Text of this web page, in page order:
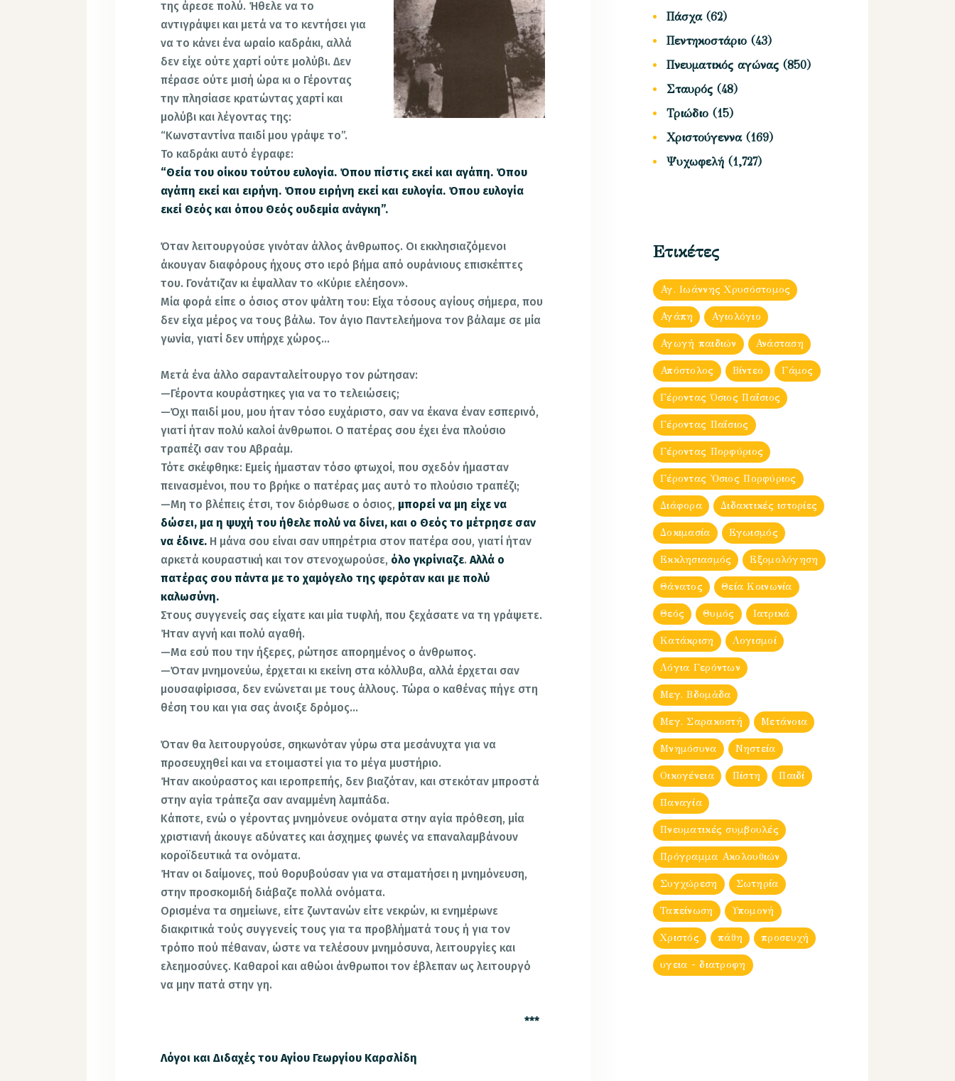
της άρεσε πολύ. Ήθελε να το
αντιγράψει και μετά να το κεντήσει για
να το κάνει ένα ωραίο καδράκι, αλλά
δεν είχε ούτε χαρτί ούτε μολύβι. Δεν
πέρασε ούτε μισή ώρα κι ο Γέροντας
την πλησίασε κρατώντας χαρτί και
μολύβι και λέγοντας της:
“Κωνσταντίνα παιδί μου γράψε το”.
Το καδράκι αυτό έγραφε:
“Θεία του οίκου τούτου ευλογία. Όπου πίστις εκεί και αγάπη. Όπου
αγάπη εκεί και ειρήνη. Όπου ειρήνη εκεί και ευλογία. Όπου ευλογία
εκεί Θεός και όπου Θεός ουδεμία ανάγκη”.
Όταν λειτουργούσε γινόταν άλλος άνθρωπος. Οι εκκλησιαζόμενοι
άκουγαν διαφόρους ήχους στο ιερό βήμα από ουράνιους επισκέπτες
του. Γονάτιζαν κι έψαλλαν το «Κύριε ελέησον».
Μία φορά είπε ο όσιος στον ψάλτη του: Είχα τόσους αγίους σήμερα, που
δεν είχα μέρος να τους βάλω. Τον άγιο Παντελεήμονα τον βάλαμε σε μία
γωνία, γιατί δεν υπήρχε χώρος…
Μετά ένα άλλο σαρανταλείτουργο τον ρώτησαν:
—Γέροντα κουράστηκες για να το τελειώσεις;
—Όχι παιδί μου, μου ήταν τόσο ευχάριστο, σαν να έκανα έναν εσπερινό,
γιατί ήταν πολύ καλοί άνθρωποι. Ο πατέρας σου έχει ένα πλούσιο
τραπέζι σαν του Αβραάμ.
Τότε σκέφθηκε: Εμείς ήμασταν τόσο φτωχοί, που σχεδόν ήμασταν
πεινασμένοι, που το βρήκε ο πατέρας μας αυτό το πλούσιο τραπέζι;
—Μη το βλέπεις έτσι, τον διόρθωσε ο όσιος, μπορεί να μη είχε να
δώσει, μα η ψυχή του ήθελε πολύ να δίνει, και ο Θεός το μέτρησε σαν
να έδινε. Η μάνα σου είναι σαν υπηρέτρια στον πατέρα σου, γιατί ήταν
αρκετά κουραστική και τον στενοχωρούσε, όλο γκρίνιαζε.Αλλά ο
πατέρας σου πάντα με το χαμόγελο της φερόταν και με πολύ
καλωσύνη.
Στους συγγενείς σας είχατε και μία τυφλή, που ξεχάσατε να τη γράψετε.
Ήταν αγνή και πολύ αγαθή.
—Μα εσύ που την ήξερες, ρώτησε απορημένος ο άνθρωπος.
—Όταν μνημονεύω, έρχεται κι εκείνη στα κόλλυβα, αλλά έρχεται σαν
μουσαφίρισσα, δεν ενώνεται με τους άλλους. Τώρα ο καθένας πήγε στη
θέση του και για σας άνοιξε δρόμος…
Όταν θα λειτουργούσε, σηκωνόταν γύρω στα μεσάνυχτα για να
προσευχηθεί και να ετοιμαστεί για το μέγα μυστήριο.
Ήταν ακούραστος και ιεροπρεπής, δεν βιαζόταν, και στεκόταν μπροστά
στην αγία τράπεζα σαν αναμμένη λαμπάδα.
Κάποτε, ενώ ο γέροντας μνημόνευε ονόματα στην αγία πρόθεση, μία
χριστιανή άκουγε αδύνατες και άσχημες φωνές να επαναλαμβάνουν
κοροϊδευτικά τα ονόματα.
Ήταν οι δαίμονες, πού θορυβούσαν για να σταματήσει η μνημόνευση,
στην προσκομιδή διάβαζε πολλά ονόματα.
Ορισμένα τα σημείωνε, είτε ζωντανών είτε νεκρών, κι ενημέρωνε
διακριτικά τούς συγγενείς τους για τα προβλήματά τους ή για τον
τρόπο πού πέθαναν, ώστε να τελέσουν μνημόσυνα, λειτουργίες και
ελεημοσύνες. Καθαροί και αθώοι άνθρωποι τον έβλεπαν ως λειτουργό
να μην πατά στην γη.
***
Λόγοι και Διδαχές του Αγίου Γεωργίου Καρσλίδη
Πάσχα(62)
Πεντηκοστάριο (43)
Πνευματικός αγώνας (850)
Σταυρός (48)
Τριώδιο (15)
Χριστούγεννα(169)
Ψυχωφελή (1,727)
Ετικέτες
Αγ. Ιωάννης Χρυσόστομος
Αγάπη Αγιολόγιο
Αγωγή παιδιών Ανάσταση
Απόστολος Βίντεο Γάμος
Γέροντας Όσιος Παΐσιος
Γέροντας Παΐσιος
Γέροντας Πορφύριος
Γέροντας Ὀσιος Πορφύριος
Διάφορα Διδακτικές ιστορίες
Δοκιμασία Εγωισμός
Εκκλησιασμός Εξομολόγηση
Θάνατος Θεία Κοινωνία
Θεός Θυμός Ιατρικά
Κατάκριση Λογισμοί
Λόγια Γερόντων
Μεγ. Βδομἀδα
Μεγ. Σαρακοστή Μετάνοια
Μνημόσυνα Νηστεία
Οικογένεια Πίστη Παιδί
Παναγία
Πνευματικές συμβουλές
Πρόγραμμα Ακολουθιών
Συγχώρεση Σωτηρία
Ταπείνωση Υπομονή
Χριστός πάθη προσευχή
υγεια - διατροφη